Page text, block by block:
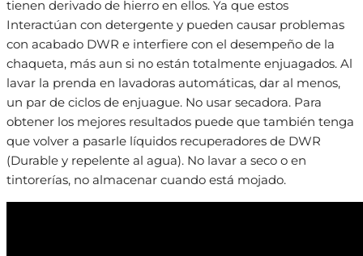
tienen derivado de hierro en ellos. Ya que estos
Interactúan con detergente y pueden causar problemas
con acabado DWR e interfiere con el desempeño de la
chaqueta, más aun si no están totalmente enjuagados. Al
lavar la prenda en lavadoras automáticas, dar al menos,
un par de ciclos de enjuague. No usar secadora. Para
obtener los mejores resultados puede que también tenga
que volver a pasarle líquidos recuperadores de DWR
(Durable y repelente al agua). No lavar a seco o en
tintorerías, no almacenar cuando está mojado.